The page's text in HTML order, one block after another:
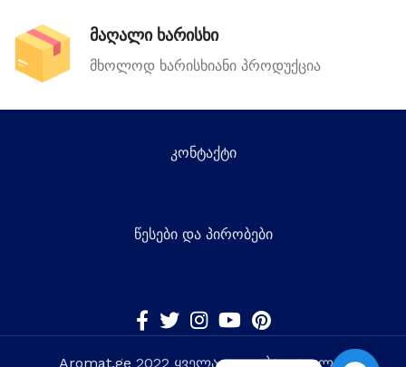
მაღალი ხარისხი
მხოლოდ ხარისხიანი პროდუქცია
კონტაქტი
წესები და პირობები
Aromat.ge 2022 ყველა უფლება დაცულია